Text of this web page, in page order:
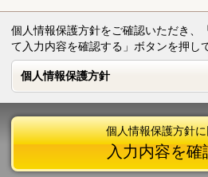
個人情報保護方針をご確認いただき、
て入力内容を確認する」ボタンを押し
個人情報保護方針
個人情報保護方針
個人情報保護方針
入力内容を確